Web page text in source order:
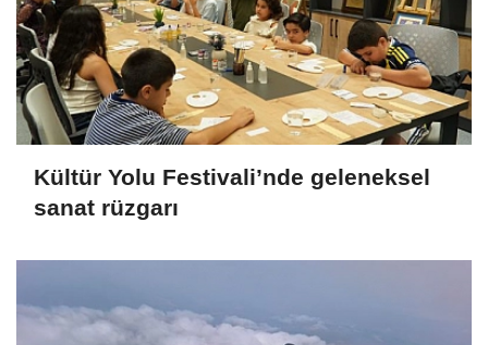
Kültür Yolu Festivali’nde geleneksel
sanat rüzgarı